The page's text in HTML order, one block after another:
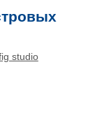
studio